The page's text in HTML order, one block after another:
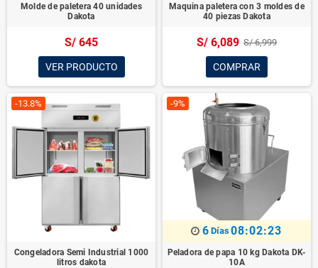
Molde de paletera 40 unidades
Dakota
S/ 645
VER PRODUCTO
Maquina paletera con 3 moldes de
40 piezas Dakota
S/ 6,089 S/ 6,999
COMPRAR
-13.8%
Congeladora Semi Industrial 1000
litros dakota
-9%
6 Días08:02:22
Peladora de papa 10 kg Dakota DK-
10A